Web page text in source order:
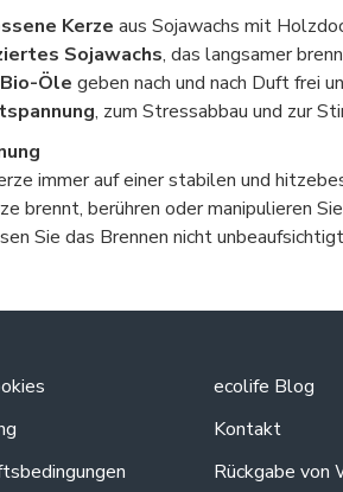
Kerze aus Sojawachs mit
Sojawachs, das langsamer
Öle geben nach und nach Duft frei
, zum Stressabbau und zur
immer auf einer stabilen und
brennt, berühren oder manipulieren
Sie das Brennen nicht
ecolife Blog
Kontakt
Rückgabe von